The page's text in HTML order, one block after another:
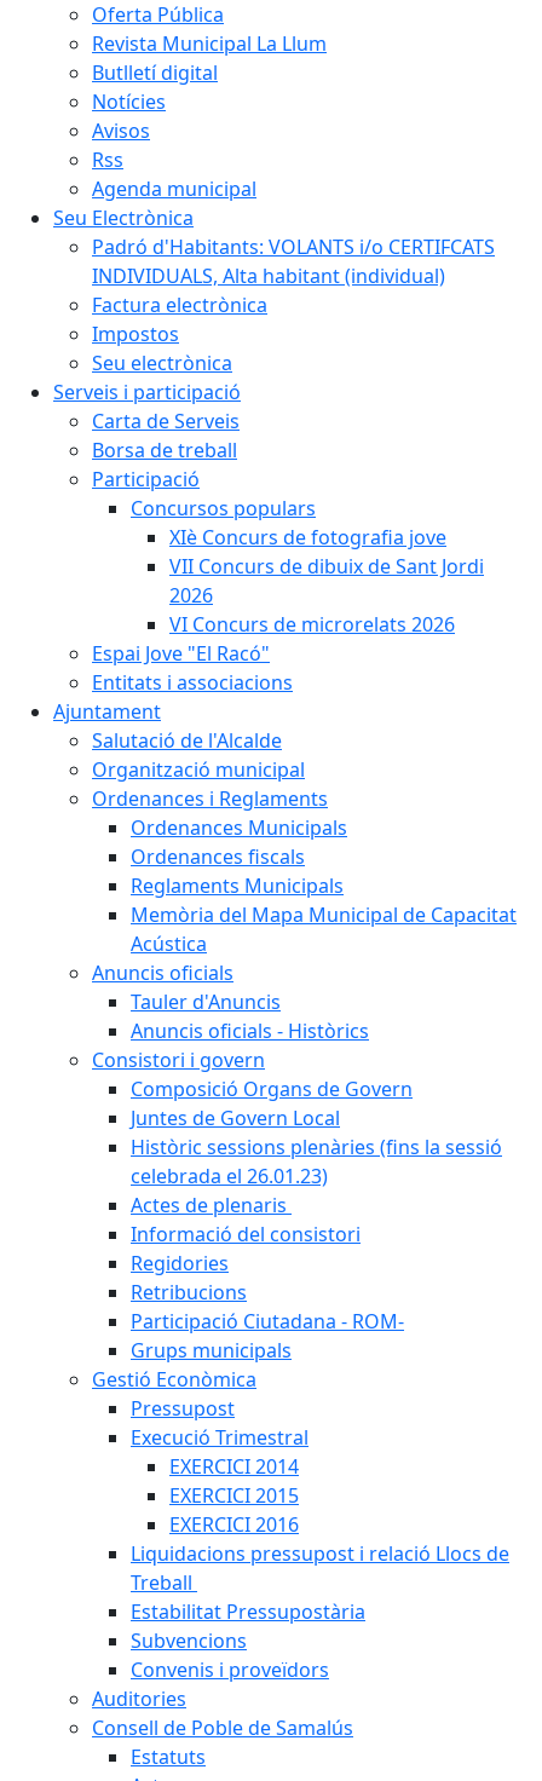
Oferta Pública
Revista Municipal La Llum
Butlletí digital
Notícies
Avisos
Rss
Agenda municipal
Seu Electrònica
Padró d'Habitants: VOLANTS i/o CERTIFCATS
INDIVIDUALS, Alta habitant (individual)
Factura electrònica
Impostos
Seu electrònica
Serveis i participació
Carta de Serveis
Borsa de treball
Participació
Concursos populars
XIè Concurs de fotografia jove
VII Concurs de dibuix de Sant Jordi
2026
VI Concurs de microrelats 2026
Espai Jove "El Racó"
Entitats i associacions
Ajuntament
Salutació de l'Alcalde
Organització municipal
Ordenances i Reglaments
Ordenances Municipals
Ordenances fiscals
Reglaments Municipals
Memòria del Mapa Municipal de Capacitat
Acústica
Anuncis oficials
Tauler d'Anuncis
Anuncis oficials - Històrics
Consistori i govern
Composició Organs de Govern
Juntes de Govern Local
Històric sessions plenàries (fins la sessió
celebrada el 26.01.23)
Actes de plenaris
Informació del consistori
Regidories
Retribucions
Participació Ciutadana - ROM-
Grups municipals
Gestió Econòmica
Pressupost
Execució Trimestral
EXERCICI 2014
EXERCICI 2015
EXERCICI 2016
Liquidacions pressupost i relació Llocs de
Treball
Estabilitat Pressupostària
Subvencions
Convenis i proveïdors
Auditories
Consell de Poble de Samalús
Estatuts